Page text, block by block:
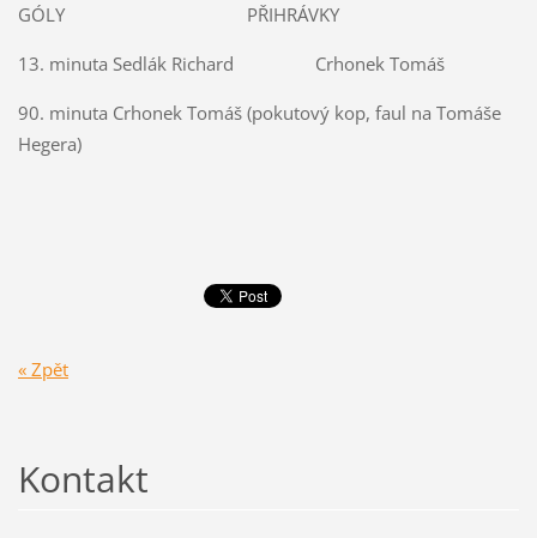
GÓLY PŘIHRÁVKY
13. minuta Sedlák Richard Crhonek Tomáš
90. minuta Crhonek Tomáš (pokutový kop, faul na Tomáše
Hegera)
« Zpět
Kontakt